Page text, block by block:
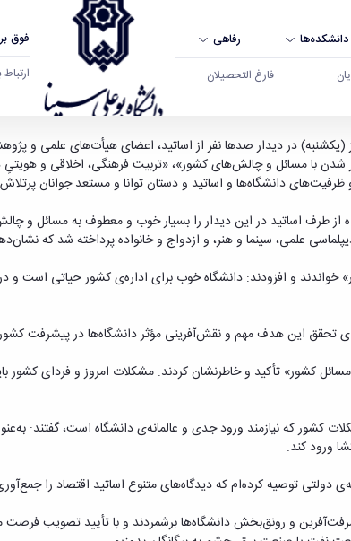
دانشکده‌ها رفاهی
فارغ التحصیلان
فوق
ارتباط
با رهبر انقلاب - دانشگاه بوعلی
در دیدار صدها نفر از اساتید، اعضای هیأت‌های علمی و
شدن با مسائل و چالش‌های کشور»، «تربیت فرهنگی، اخلاقی و
ظرفیت‌های دانشگاه‌ها و اساتید و دستان توانا و مستعد جوانان
طرف اساتید در این دیدار را بسیار خوب و معطوف به مسائل و
علمی، سینما و هنر، و ازدواج و خانواده پرداخته شد
خواندند و افزودند: دانشگاه خوب برای اداره‌ی کشور حیاتی است
تحقق این هدف مهم و نقش‌آفرینی مؤثر دانشگاه‌ها در پیشرفت کشور
کشور» تأکید و خاطرنشان کردند: مشکلات امروز و فردای کشور
کشور که نیازمند ورود جدی و عالمانه‌ی دانشگاه است، گفتند:
ورود کند.
دولتی توصیه کرده‌ام که دیدگاه‌های متنوع اساتید اقتصاد را
و رونق‌بخش دانشگاه‌ها برشمردند و با تأیید تصویب